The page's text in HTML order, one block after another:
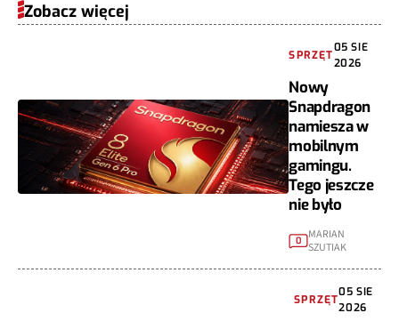
Zobacz więcej
SPRZĘT
05 SIE
2026
Nowy
Snapdragon
namiesza w
mobilnym
gamingu.
Tego jeszcze
nie było
0 MARIAN
SZUTIAK
SPRZĘT
05 SIE
2026